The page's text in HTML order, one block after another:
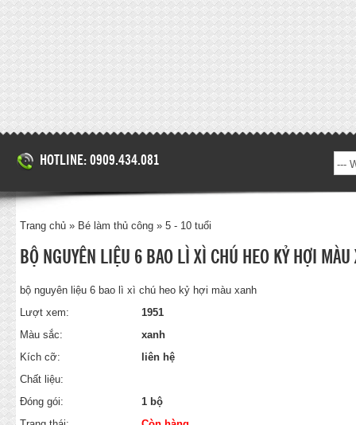
HOTLINE: 0909.434.081
Trang chủ » Bé làm thủ công » 5 - 10 tuổi
BỘ NGUYÊN LIỆU 6 BAO LÌ XÌ CHÚ HEO KỶ HỢI MÀU
bộ nguyên liệu 6 bao lì xì chú heo kỷ hợi màu xanh
Lượt xem:
1951
Màu sắc:
xanh
Kích cỡ:
liên hệ
Chất liệu:
Đóng gói:
1 bộ